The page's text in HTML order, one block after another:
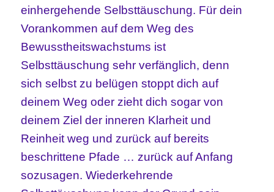
einhergehende Selbsttäuschung. Für dein
Vorankommen auf dem Weg des
Bewusstheitswachstums ist
Selbsttäuschung sehr verfänglich, denn
sich selbst zu belügen stoppt dich auf
deinem Weg oder zieht dich sogar von
deinem Ziel der inneren Klarheit und
Reinheit weg und zurück auf bereits
beschrittene Pfade … zurück auf Anfang
sozusagen. Wiederkehrende